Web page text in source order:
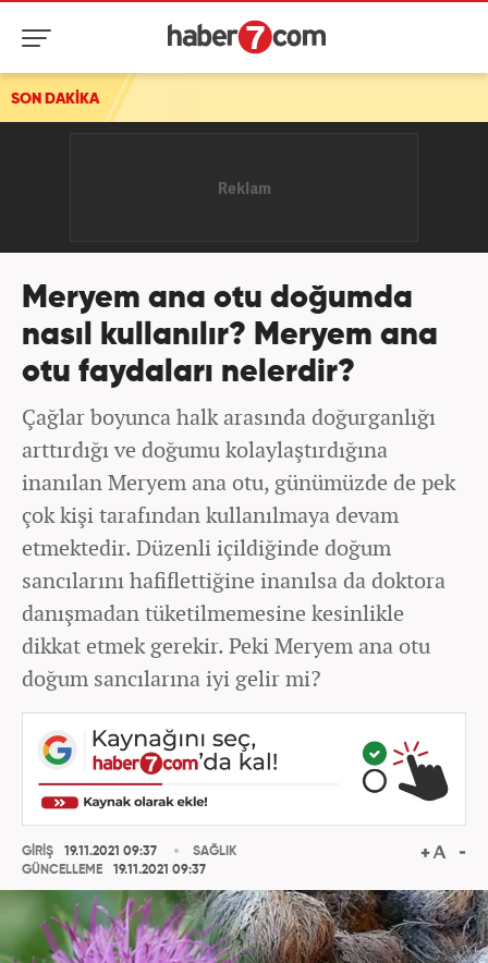
SON DAKİKA
Meryem ana otu doğumda
nasıl kullanılır? Meryem ana
otu faydaları nelerdir?
Çağlar boyunca halk arasında doğurganlığı
arttırdığı ve doğumu kolaylaştırdığına
inanılan Meryem ana otu, günümüzde de pek
çok kişi tarafından kullanılmaya devam
etmektedir. Düzenli içildiğinde doğum
sancılarını hafiflettiğine inanılsa da doktora
danışmadan tüketilmemesine kesinlikle
dikkat etmek gerekir. Peki Meryem ana otu
doğum sancılarına iyi gelir mi?
GİRİŞ
19.11.2021 09:37
GÜNCELLEME
19.11.2021 09:37
SAĞLIK